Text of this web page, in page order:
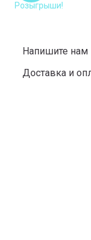
Напишите нам
Доставка и